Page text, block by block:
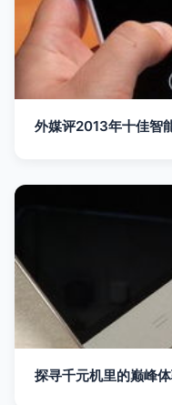
外媒评2013年十佳智
探寻千元机里的巅峰